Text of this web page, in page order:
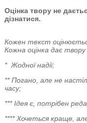
Оцінка твору не
дізнатися.
Кожен текст
Кожна оцінка дає
* Жодної надії;
** Погано, але не
часу;
*** Ідея є, потрібен
**** Хочеться краще,